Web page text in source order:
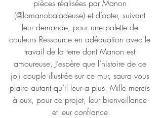
pièces réalisées par Manon
(@lamanobaladeuse) et d’opter, suivant
leur demande, pour une palette de
couleurs Ressource en adéquation avec le
travail de la terre dont Manon est
amoureuse. J’espère que l’histoire de ce
joli couple illustrée sur ce mur, saura vous
plaire autant qu’il leur a plus. Mille mercis
à eux, pour ce projet, leur bienveillance
et leur confiance.